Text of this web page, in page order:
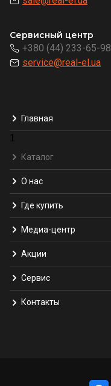
Сервисный центр
+380 (44) 233-65-98
service@real-el.ua
Главная
1
Каталог
О нас
Где купить
Медиа-центр
Акции
Сервис
Контакты